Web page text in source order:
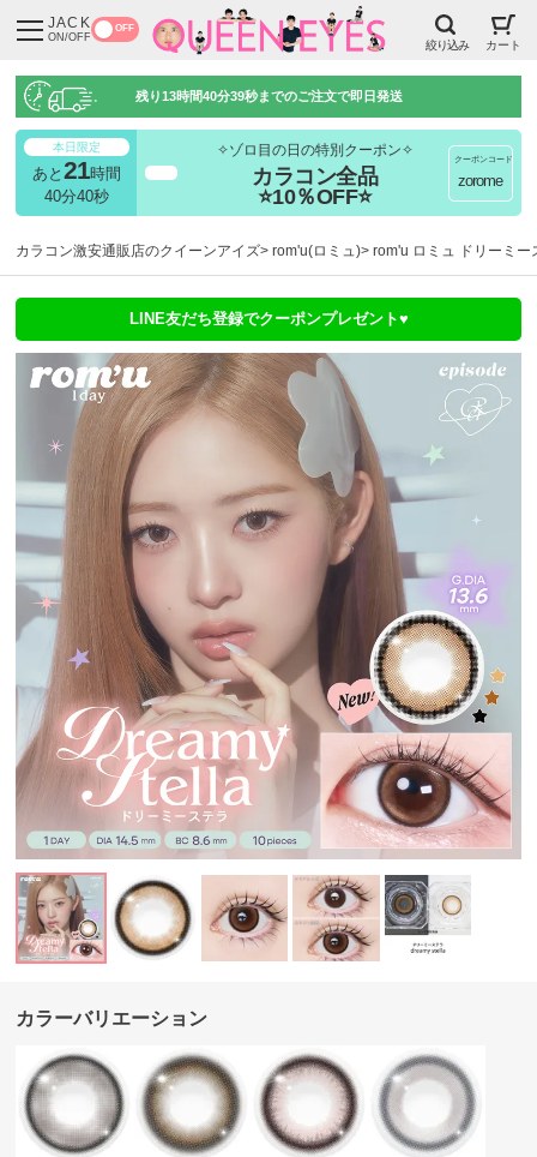
JACK
ON/OFF
OFF
絞り込み カート
残り13時間40分39秒までのご注文で即日発送
本日限定
あと 21時間
40分40秒
✧ゾロ目の日の特別クーポン✧
カラコン全品
⭐10％OFF⭐
クーポンコード
zorome
カラコン激安通販店のクイーンアイズ rom'u(ロミュ) rom'u ロミュ ドリーミ
LINE友だち登録でクーポンプレゼント♥
カラーバリエーション